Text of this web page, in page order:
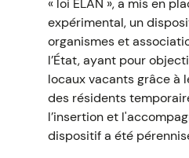
« loi ELAN », a mis en
expérimental, un
organismes et
l’État, ayant pour
locaux vacants grâce à
des résidents
l’insertion et
dispositif a été